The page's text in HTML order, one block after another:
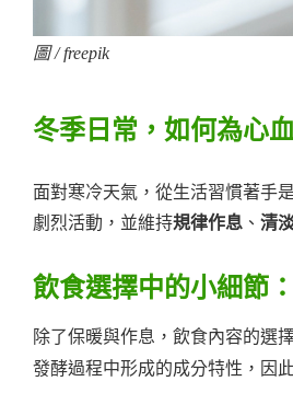
圖 / freepik
冬季日常，如何為心
面對寒冷天氣，從生活習慣著手
劇烈活動，並維持規律作息 、 清
飲食選擇中的小細節
除了保暖與作息，飲食內容的選
發酵過程中形成的成分特性，因